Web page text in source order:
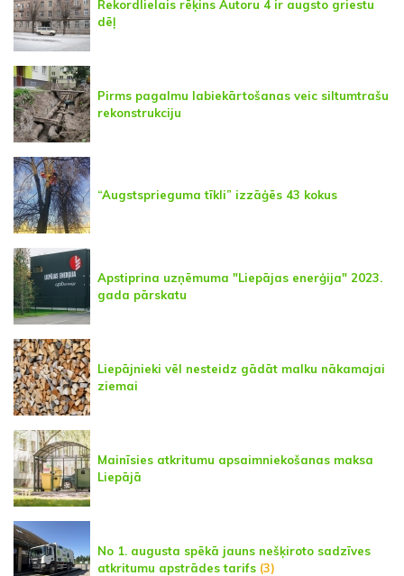
Rekordlielais rēķins Autoru 4 ir augsto griestu
dēļ
Pirms pagalmu labiekārtošanas veic siltumtrašu
rekonstrukciju
“Augstsprieguma tīkli” izzāģēs 43 kokus
Apstiprina uzņēmuma "Liepājas enerģija" 2023.
gada pārskatu
Liepājnieki vēl nesteidz gādāt malku nākamajai
ziemai
Mainīsies atkritumu apsaimniekošanas maksa
Liepājā
No 1. augusta spēkā jauns nešķiroto sadzīves
atkritumu apstrādes tarifs (3)